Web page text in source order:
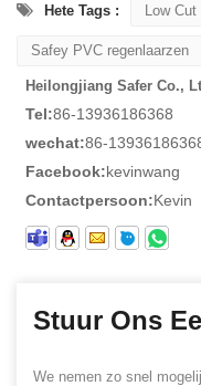
Hete Tags : Low Cut
Safey PVC regenlaarzen
Heilongjiang Safer Co.,
Tel:86-13936186368
wechat:86-
Facebook:kevinwang
Contactpersoon:Kevin
Stuur Ons
We nemen zo snel